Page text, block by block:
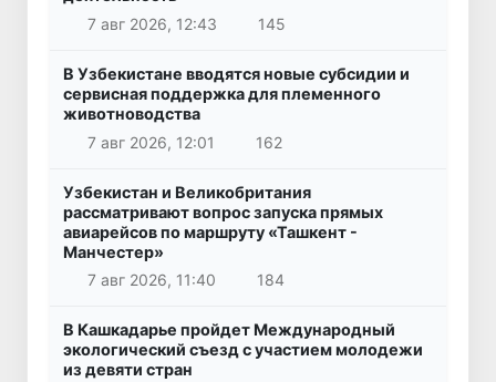
7 авг 2026, 12:43
145
В Узбекистане вводятся новые субсидии и
сервисная поддержка для племенного
животноводства
7 авг 2026, 12:01
162
Узбекистан и Великобритания
рассматривают вопрос запуска прямых
авиарейсов по маршруту «Ташкент -
Манчестер»
7 авг 2026, 11:40
184
В Кашкадарье пройдет Международный
экологический съезд с участием молодежи
из девяти стран